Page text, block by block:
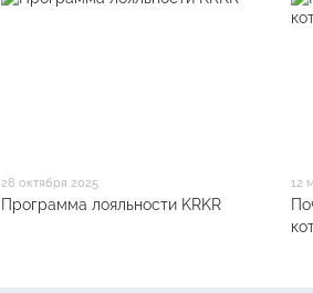
28 октября 2025
Программа лояльности KRKR
12